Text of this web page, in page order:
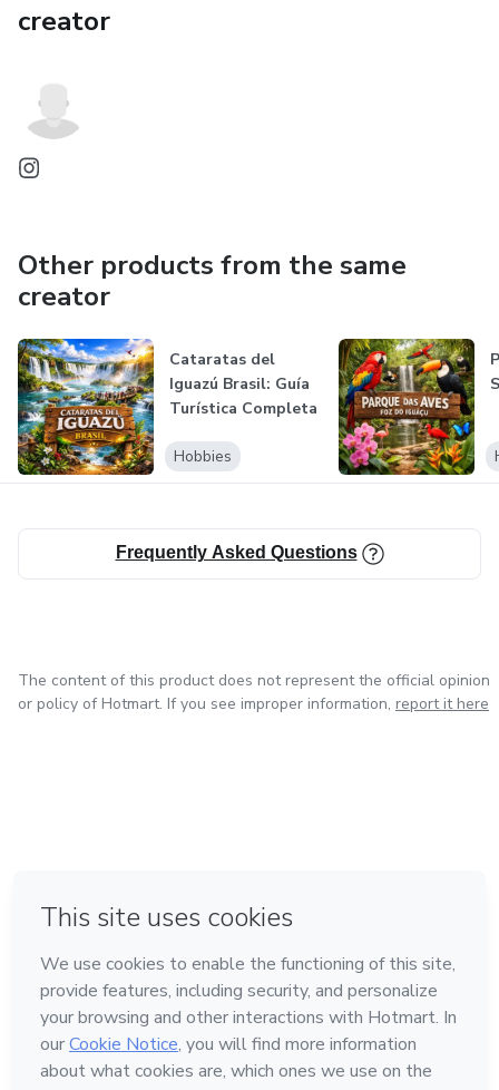
creator
Other products from the same
creator
Cataratas del
Iguazú Brasil: Guía
Turística Completa
Hobbies
Frequently Asked Questions
The content of this product does not represent the official opinion
or policy of Hotmart. If you see improper information, report it here
Made with❤ in Belo Horizonte
Learn about Hotmart